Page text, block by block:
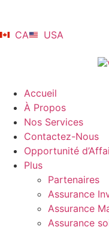
CA
USA
Accueil
À Propos
Nos Services
Contactez-Nous
Opportunité
Plus
Partenaires
Assurance
Assurance
Assurance